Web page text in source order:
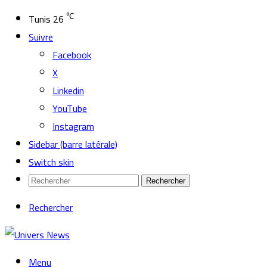
Tunis 26 ℃
Suivre
Facebook
X
Linkedin
YouTube
Instagram
Sidebar (barre latérale)
Switch skin
Rechercher
Rechercher
Menu